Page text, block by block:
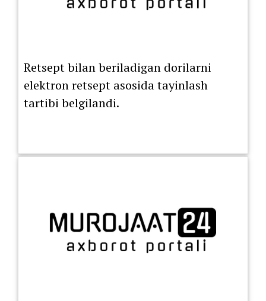
Retsept bilan beriladigan dorilarni
elektron retsept asosida tayinlash
tartibi belgilandi.